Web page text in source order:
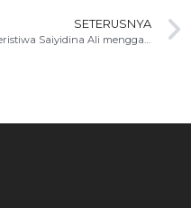
SETERUSNYA